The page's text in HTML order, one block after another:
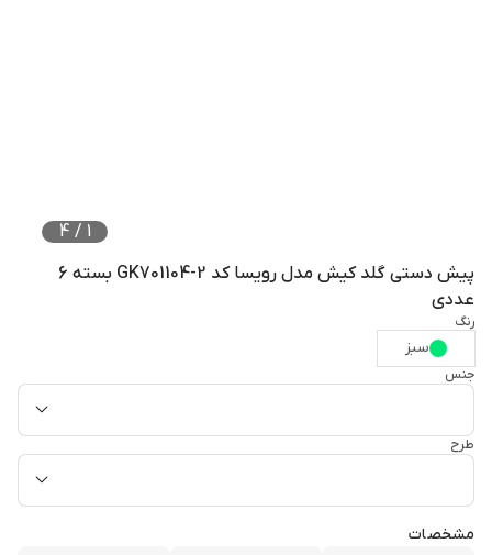
1
/
4
پیش دستی گلد کیش مدل رویسا کد GK701104-2 بسته 6
عددی
رنگ
سبز
جنس
طرح
مشخصات